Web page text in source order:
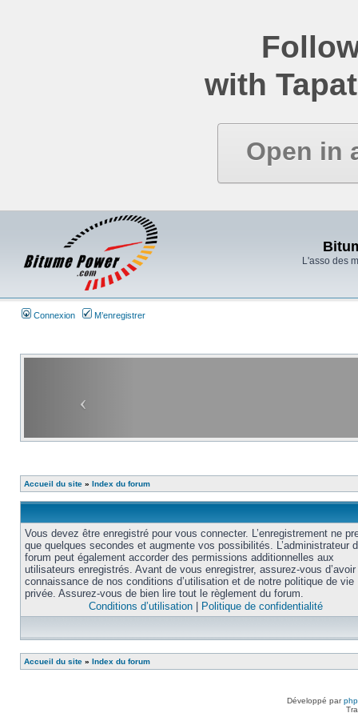
with
Open in
L'asso des
Connexion M’enregistrer
Accueil du site » Index du forum
Vous devez être enregistré pour vous connecter. L’enregistrement ne
que quelques secondes et augmente vos possibilités. L’administrateur
forum peut également accorder des permissions additionnelles aux
utilisateurs enregistrés. Avant de vous enregistrer, assurez-vous
connaissance de nos conditions d’utilisation et de notre politique de vie
privée. Assurez-vous de bien lire tout le règlement du forum.
Conditions d’utilisation
Politique de confidentialité
Accueil du site » Index du forum
Développé par